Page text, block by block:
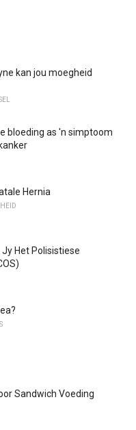
kan jou moegheid
bloeding as 'n simptoom
Hernia
Het Polisistiese
Sandwich Voeding